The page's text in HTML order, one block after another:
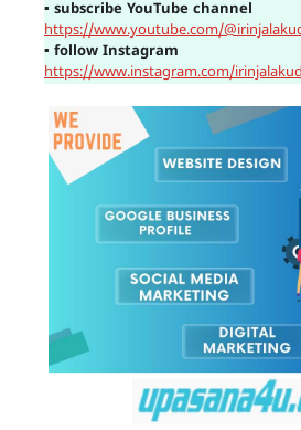
▪ subscribe YouTube channel
https://www.youtube.com/
▪ follow Instagram
https://www.instagram.com/